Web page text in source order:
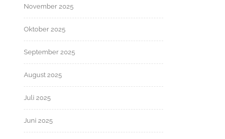
November 2025
Oktober 2025
September 2025
August 2025
Juli 2025
Juni 2025